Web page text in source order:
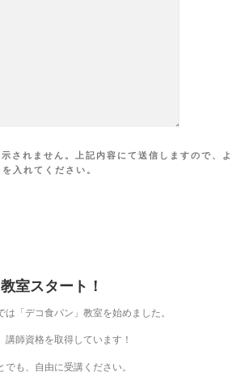
されません。上記内容にて送信しますので、よ
入れてください。
室スタート！
「デコ食パン」教室を始めました。
師資格を取得しています！
も、自由に受講ください。